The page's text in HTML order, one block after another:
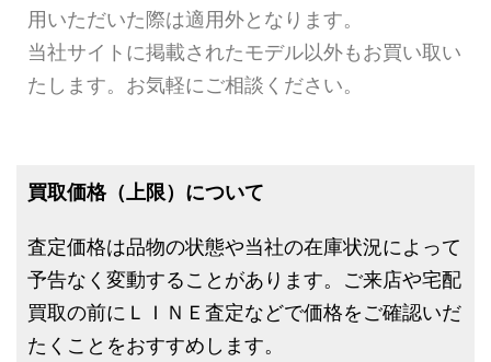
用いただいた際は適用外となります。
当社サイトに掲載されたモデル以外もお買い取い
たします。お気軽にご相談ください。
買取価格（上限）について
査定価格は品物の状態や当社の在庫状況によって
予告なく変動することがあります。ご来店や宅配
買取の前にＬＩＮＥ査定などで価格をご確認いだ
たくことをおすすめします。